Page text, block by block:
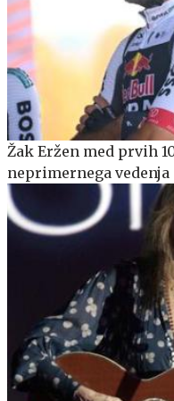
Žak Eržen med prvih
neprimernega vedenja